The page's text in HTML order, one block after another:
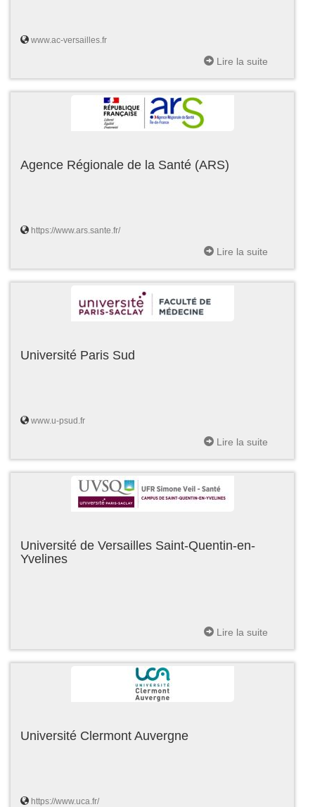
www.ac-versailles.fr
Lire la suite
Agence Régionale de la Santé (ARS)
https://www.ars.sante.fr/
Lire la suite
Université Paris Sud
www.u-psud.fr
Lire la suite
Université de Versailles Saint-Quentin-en-
Yvelines
Lire la suite
Université Clermont Auvergne
https://www.uca.fr/